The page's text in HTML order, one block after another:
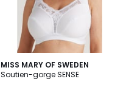
MISS MARY OF SWEDEN
Soutien-gorge SENSE
2
Couleurs